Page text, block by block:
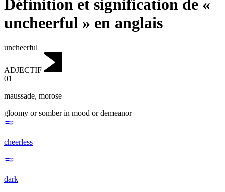
Définition et signification de «
uncheerful » en anglais
uncheerful
ADJECTIF
01
maussade, morose
gloomy or somber in mood or demeanor
cheerless
dark